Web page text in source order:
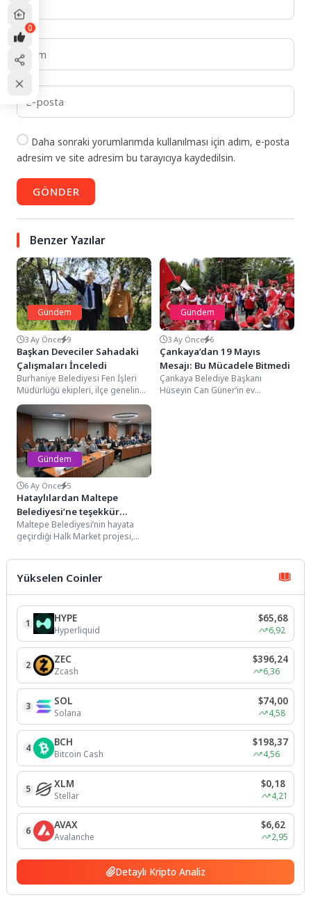
Daha sonraki yorumlarımda kullanılması için adım, e-posta
adresim ve site adresim bu tarayıcıya kaydedilsin.
GÖNDER
Benzer Yazılar
Gündem
3 Ay Önce 9
Başkan Deveciler Sahadaki
Çalışmaları İnceledi
Burhaniye Belediyesi Fen İşleri
Müdürlüğü ekipleri, ilçe genelinde
dokuz ayrı mahallede eş zamanlı
olarak program...
Gündem
3 Ay Önce 6
Çankaya’dan 19 Mayıs
Mesajı: Bu Mücadele Bitmedi
Çankaya Belediye Başkanı
Hüseyin Can Güner’in ev
Gündem
6 Ay Önce 5
Hataylılardan Maltepe
Belediyesi’ne teşekkür
mektubu
Maltepe Belediyesi’nin hayata
geçirdiği Halk Market projesi,
nezdinde takdir toplamaya
devam...
Yükselen Coinler
1 HYPE
Hyperliquid
$65,68
6,92
2 ZEC
Zcash
$396,24
6,36
3 SOL
Solana
$74,00
4,58
4 BCH
Bitcoin Cash
$198,37
4,56
5 XLM
Stellar
$0,18
4,21
6 AVAX
Avalanche
$6,62
2,95
Detaylı Kripto Analiz
0